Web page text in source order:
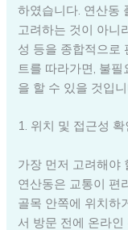
하였습니다. 연산동
고려하는 것이 아니
성 등을 종합적으로
트를 따라가면, 불
을 할 수 있을 것입
1. 위치 및 접근성 확
가장 먼저 고려해야
연산동은 교통이 편
골목 안쪽에 위치하
서 방문 전에 온라